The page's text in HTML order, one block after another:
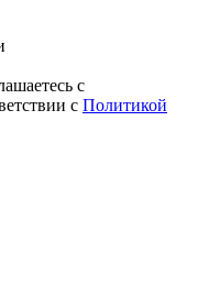
с
с Политикой